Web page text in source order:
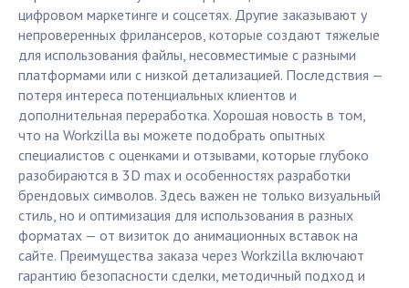
цифровом маркетинге и соцсетях. Другие заказывают у
непроверенных фрилансеров, которые создают тяжелые
для использования файлы, несовместимые с разными
платформами или с низкой детализацией. Последствия —
потеря интереса потенциальных клиентов и
дополнительная переработка. Хорошая новость в том,
что на Workzilla вы можете подобрать опытных
специалистов с оценками и отзывами, которые глубоко
разобираются в 3D max и особенностях разработки
брендовых символов. Здесь важен не только визуальный
стиль, но и оптимизация для использования в разных
форматах — от визиток до анимационных вставок на
сайте. Преимущества заказа через Workzilla включают
гарантию безопасности сделки, методичный подход и